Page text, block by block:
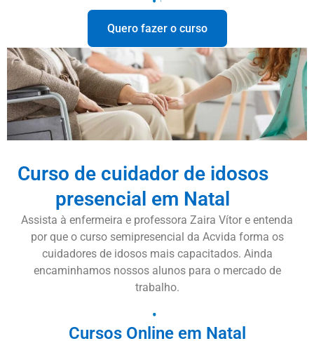
Quero fazer o curso
Curso de cuidador de idosos
presencial em Natal
Assista à enfermeira e professora Zaira Vítor e entenda
por que o curso semipresencial da Acvida forma os
cuidadores de idosos mais capacitados. Ainda
encaminhamos nossos alunos para o mercado de
trabalho.
Cursos Online em Natal